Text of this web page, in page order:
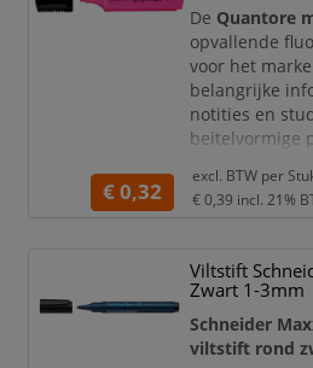
accen
De Quantore
opvallende
voor het
belangrijke
notities en
beitelvormige
markeringen.
trekt direct de
vinden.
Fluorescerend
accenten
De heldere
€ 0,32
excl. BTW per
€ 0,39 incl. 21%
Viltstift
Zwart 1-3mm
Schneider
viltstift rond